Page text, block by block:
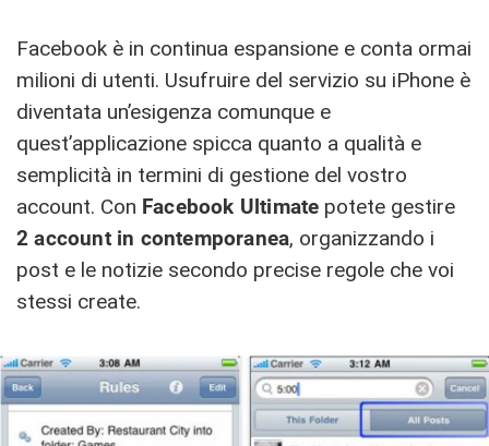
Facebook è in continua espansione e conta ormai
milioni di utenti. Usufruire del servizio su iPhone è
diventata un’esigenza comunque e
quest’applicazione spicca quanto a qualità e
semplicità in termini di gestione del vostro
account. Con Facebook Ultimate potete gestire
2 account in contemporanea, organizzando i
post e le notizie secondo precise regole che voi
stessi create.